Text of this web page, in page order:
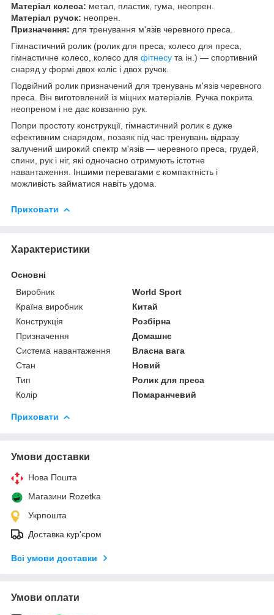
Матеріал колеса: метал, пластик, гума, неопрен.
Матеріал ручок: неопрен.
Призначення: для тренування м'язів черевного преса.
Гімнастичний ролик (ролик для преса, колесо для преса,
гімнастичне колесо, колесо для фітнесу та ін.) — спортивний
снаряд у формі двох коліс і двох ручок.
Подвійний ролик призначений для тренувань м'язів черевного
преса. Він виготовлений із міцних матеріалів. Ручка покрита
неопреном і не дає ковзанню рук.
Попри простоту конструкції, гімнастичний ролик є дуже
ефективним снарядом, позаяк під час тренувань відразу
залучений широкий спектр м'язів — черевного преса, грудей,
спини, рук і ніг, які одночасно отримують істотне
навантаження. Іншими перевагами є компактність і
можливість займатися навіть удома.
Приховати
Характеристики
Основні
Виробник
World Sport
Країна виробник
Китай
Конструкція
Розбірна
Призначення
Домашнє
Система навантаження
Власна вага
Стан
Новий
Тип
Ролик для преса
Колір
Помаранчевий
Приховати
Умови доставки
Нова Пошта
Магазини Rozetka
Укрпошта
Доставка кур'єром
Всі умови доставки
Умови оплати